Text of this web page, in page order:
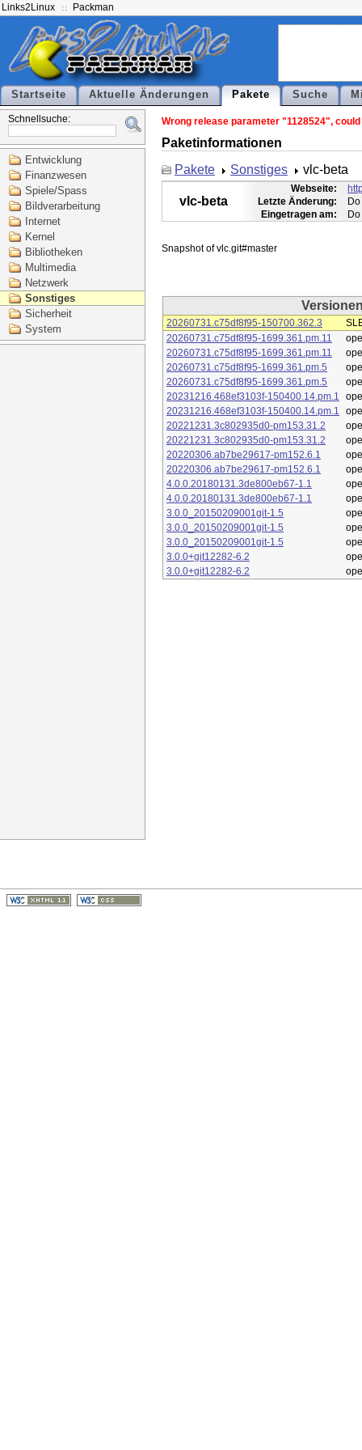
Links2Linux Packman
Startseite Aktuelle Änderungen Pakete Suche
Schnellsuche:
Entwicklung
Finanzwesen
Spiele/Spass
Bildverarbeitung
Internet
Kernel
Bibliotheken
Multimedia
Netzwerk
Sonstiges
Sicherheit
System
Wrong release parameter "1128524",
Paketinformationen
Pakete
Sonstiges vlc-beta
vlc-beta
Webseite:
Letzte Änderung:
Eingetragen am:
20260731.c75df8f95-150700.362.3
20260731.c75df8f95-1699.361.pm.11
20260731.c75df8f95-1699.361.pm.11
20260731.c75df8f95-1699.361.pm.5
20260731.c75df8f95-1699.361.pm.5
20231216.468ef3103f-150400.14.pm.1
20231216.468ef3103f-150400.14.pm.1
20221231.3c802935d0-pm153.31.2
20221231.3c802935d0-pm153.31.2
20220306.ab7be29617-pm152.6.1
20220306.ab7be29617-pm152.6.1
4.0.0.20180131.3de800eb67-1.1
4.0.0.20180131.3de800eb67-1.1
3.0.0_20150209001git-1.5
3.0.0_20150209001git-1.5
3.0.0_20150209001git-1.5
3.0.0+git12282-6.2
3.0.0+git12282-6.2